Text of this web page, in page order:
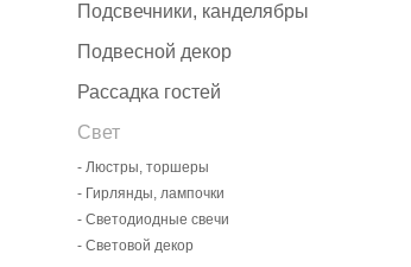
Подсвечники, канделябры
Подвесной декор
Рассадка гостей
Свет
- Люстры, торшеры
- Гирлянды, лампочки
- Светодиодные свечи
- Световой декор